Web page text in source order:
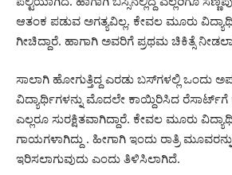
ಆತಂಕ ಪಡುವ ಅಗತ್ಯವಿಲ್ಲ. ಕೇವಲ ಮೂರು
ಗೀಚಿದ್ದಾರೆ. ಹಾಗಾಗಿ ಅವರಿಗೆ ಪ್ರಥಮ ಚಿಕಿತ್ಸೆ
ಸಾಲಾಗಿ ಹೋಗುತ್ತಿದ್ದ ಎರಡು ಬಸ್‌ಗಳಲ್ಲಿ ಒಂದು
ವಿದ್ಯಾರ್ಥಿಗಳನ್ನು ಮೊದಲೇ ಕಾಯ್ದಿರಿಸಿದ ರೆಸಾರ್ಟ್‌ಗೆ
ಎಲ್ಲರೂ ಸುರಕ್ಷಿತವಾಗಿದ್ದಾರೆ. ಕೇವಲ ಮೂರು
ಗಾಯಗಳಾಗಿದ್ದು . ಹೀಗಾಗಿ ಇಂದು ರಾತ್ರಿ
ಇರಿಸಲಾಗುವುದು ಎಂದು ತಿಳಿಸಿಲಾಗಿದೆ.